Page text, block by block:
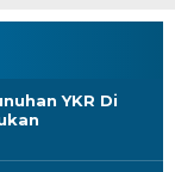
YKR Di